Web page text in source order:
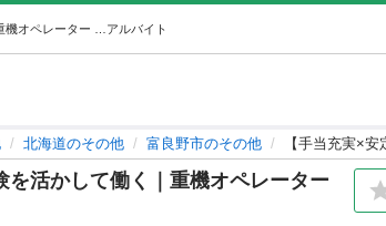
アルバイト
北海道のその他 富良野市のその他 【手当充実×
を活かして働く｜重機オペレーター